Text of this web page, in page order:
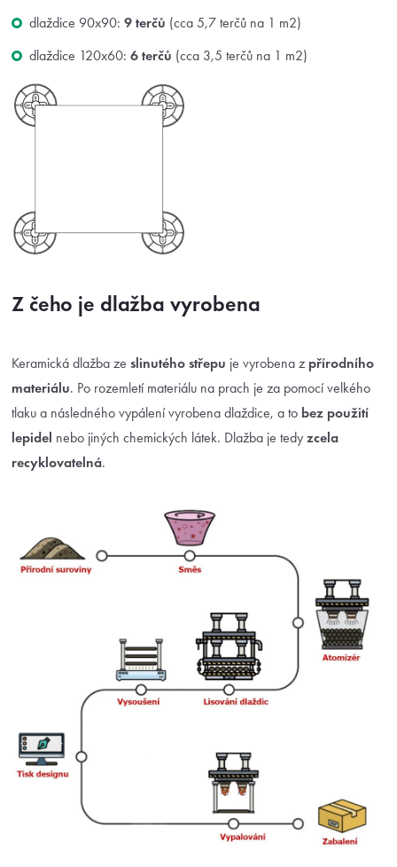
dlaždice 90x90: 9 terčů (cca 5,7 terčů na 1 m2)
dlaždice 120x60: 6 terčů (cca 3,5 terčů na 1 m2)
Z čeho je dlažba vyrobena
Keramická dlažba ze slinutého střepu je vyrobena z přírodního
materiálu. Po rozemletí materiálu na prach je za pomocí velkého
tlaku a následného vypálení vyrobena dlaždice, a to bez použití
lepidel nebo jiných chemických látek. Dlažba je tedy zcela
recyklovatelná.